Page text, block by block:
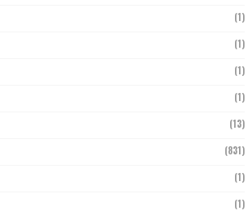
(1)
(1)
(1)
(1)
(13)
(831)
(1)
(1)